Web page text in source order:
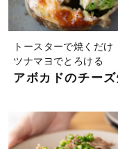
トースターで焼くだけ
ツナマヨでとろける
アボカドのチーズ